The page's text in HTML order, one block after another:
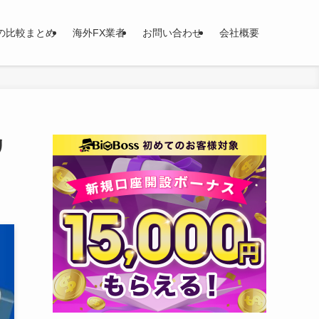
比較まとめ 海外FX業者 お問い合わせ 会社概要